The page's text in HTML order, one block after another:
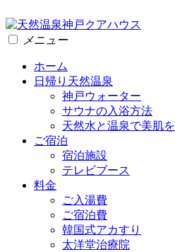
メニュー
ホーム
日帰り天然温泉
神戸ウォーター
サウナの入浴方法
天然水と温泉で美肌を
ご宿泊
宿泊施設
テレビブース
料金
ご入湯費
ご宿泊費
韓国式アカすり
太洋堂治療院